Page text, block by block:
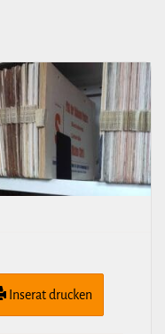
Inserat drucken